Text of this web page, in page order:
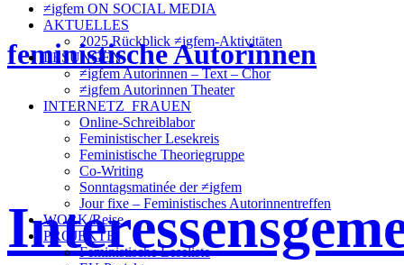
≠igfem ON SOCIAL MEDIA
AKTUELLES
2025 Rückblick ≠igfem-Aktivitäten
LESUNGEN
≠igfem Autorinnen – Text – Chor
≠igfem Autorinnen Theater
INTERNETZ_FRAUEN
Online-Schreiblabor
Feministischer Lesekreis
Feministische Theoriegruppe
Co-Writing
Sonntagsmatinée der ≠igfem
Jour fixe – Feministisches Autorinnentreffen
WORK/Reise
PROJEKTE
Feministische Leseliste